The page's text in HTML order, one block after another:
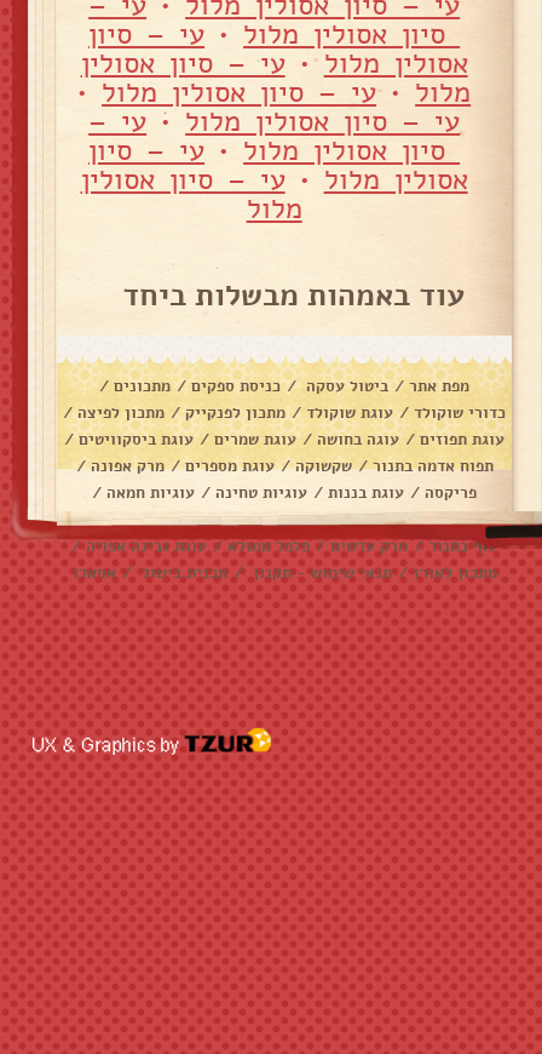
סיון אסולין מלול • עי – סיון
אסולין מלול•עי – סיון אסולין
מלול •עי – סיון אסולין מלול •
עי – סיון אסולין מלול • עי –
סיון אסולין מלול • עי – סיון
אסולין מלול •עי – סיון אסולין
מלול
עוד באמהות מבשלות ביחד
מפת אתר/ ביטול עסקה/ כניסת ספקים/ מתכונים /
כדורי שוקולד / עוגת שוקולד / מתכון לפנקייק / מתכון לפיצה/
עוגת תפוזים / עוגה בחושה / עוגת שמרים / עוגת ביסקוויטים/
תפוח אדמה בתנור/ שקשוקה/ עוגת מספרים/ מרק אפונה/
פריקסה / עוגת בננות / עוגיות טחינה / עוגיות חמאה /
עוגיות שוקולד צ׳יפס/ אלפחורס/ בראוניז/ דג מרוקאי/
עוף בתנור / מרק עדשים / פלפל ממולא / עוגת גבינה אפויה /
מתכון לאורז / תנאי שימוש - תקנון / תכנית בישול / אסאדו